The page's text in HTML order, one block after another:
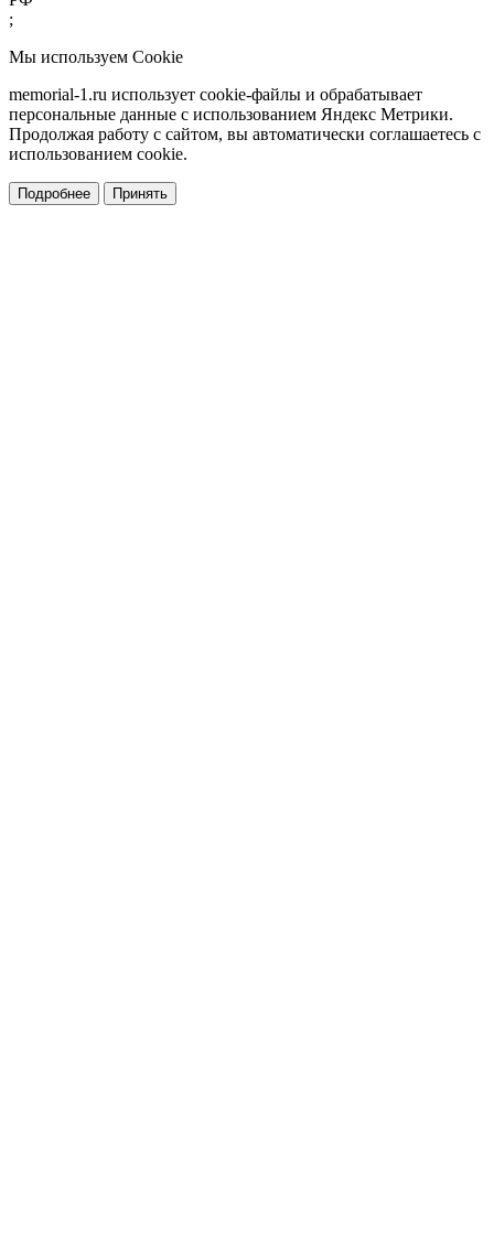
;
Мы используем Cookie
memorial-1.ru использует cookie-файлы и обрабатывает
персональные данные с использованием Яндекс Метрики.
Продолжая работу с сайтом, вы автоматически соглашаетесь с
использованием cookie.
Подробнее Принять